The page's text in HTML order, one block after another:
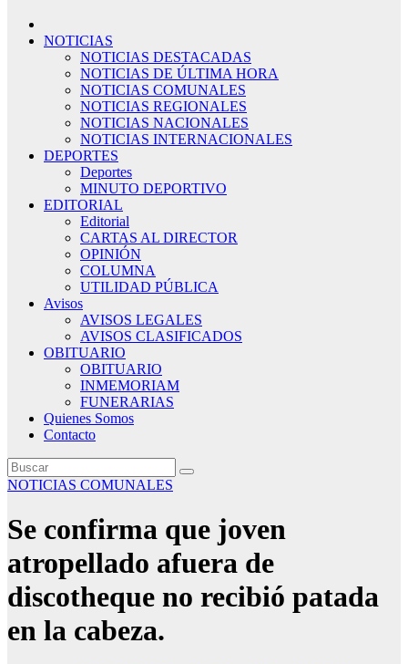
NOTICIAS
NOTICIAS DESTACADAS
NOTICIAS DE ÚLTIMA HORA
NOTICIAS COMUNALES
NOTICIAS REGIONALES
NOTICIAS NACIONALES
NOTICIAS INTERNACIONALES
DEPORTES
Deportes
MINUTO DEPORTIVO
EDITORIAL
Editorial
CARTAS AL DIRECTOR
OPINIÓN
COLUMNA
UTILIDAD PÚBLICA
Avisos
AVISOS LEGALES
AVISOS CLASIFICADOS
OBITUARIO
OBITUARIO
INMEMORIAM
FUNERARIAS
Quienes Somos
Contacto
NOTICIAS COMUNALES
Se confirma que joven
atropellado afuera de
discotheque no recibió patada
en la cabeza.